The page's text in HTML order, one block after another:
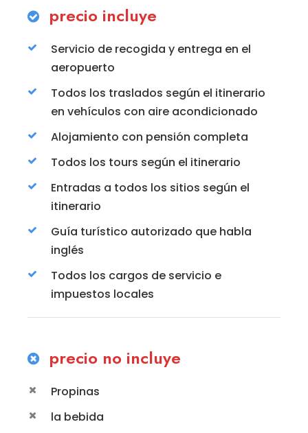
precio incluye
Servicio de recogida y entrega en el
aeropuerto
Todos los traslados según el itinerario
en vehículos con aire acondicionado
Alojamiento con pensión completa
Todos los tours según el itinerario
Entradas a todos los sitios según el
itinerario
Guía turístico autorizado que habla
inglés
Todos los cargos de servicio e
impuestos locales
precio no incluye
Propinas
la bebida